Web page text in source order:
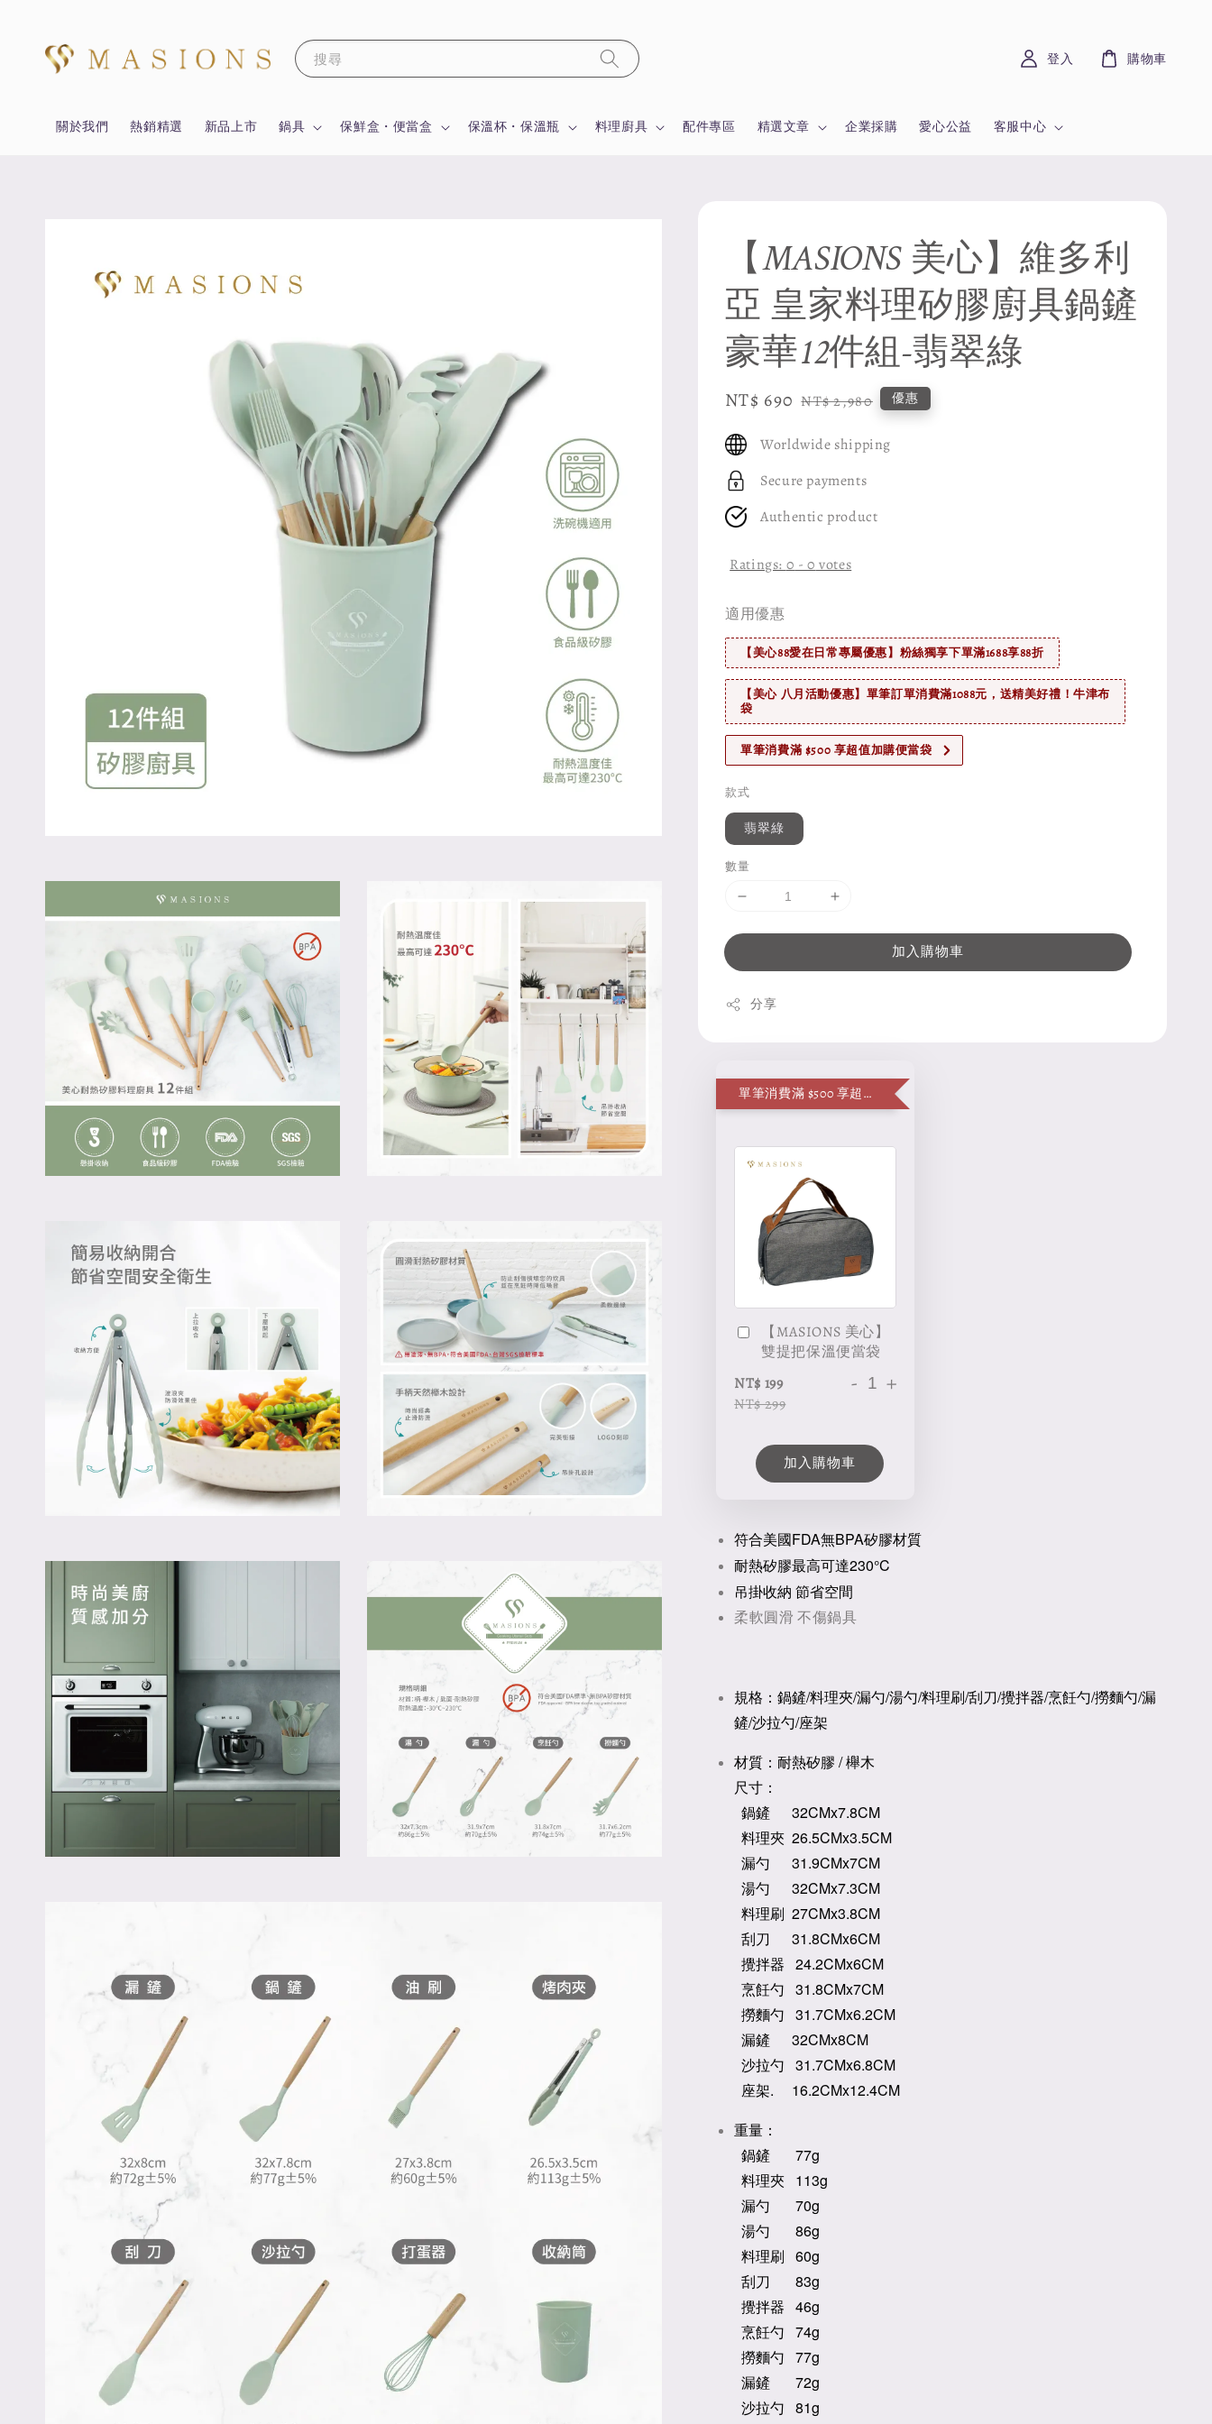
搜尋
關於我們 熱銷精選 新品上市 鍋具 保鮮盒・便當盒 保溫杯・保溫瓶 料理廚具 配件專區 精選文章 企業採購 愛心公益 客服中心
登入 購物車
【MASIONS 美心】維多利
亞 皇家料理矽膠廚具鍋鏟
豪華12件組-翡翠綠
Sale
NT$ 690 Regular
NT$ 2,980 優惠
Worldwide shipping
Secure payments
Authentic product
Ratings: 0 -0 votes
適用優惠
【美心88愛在日常專屬優惠】粉絲獨享下單滿1688享88折
【美心 八月活動優惠】單筆訂單消費滿1088元，送精美好禮！牛津布
袋
單筆消費滿 $500 享超值加購便當袋
款式
翡翠綠
數量
加入購物車
分享
單筆消費滿 $500 享超值加購便當袋
【MASIONS 美心】
雙提把保溫便當袋
NT$ 199
NT$ 299
- +
加入購物車
符合美國FDA無BPA矽膠材質
耐熱矽膠最高可達230°C
吊掛收納 節省空間
柔軟圓滑 不傷鍋具
規格：鍋鏟/料理夾/漏勺/湯勺/料理刷/刮刀/攪拌器/烹飪勺/撈麵勺/漏
鏟/沙拉勺/座架
材質：耐熱矽膠 / 櫸木
尺寸：
鍋鏟 32CMx7.8CM
料理夾 26.5CMx3.5CM
漏勺 31.9CMx7CM
湯勺 32CMx7.3CM
料理刷 27CMx3.8CM
刮刀 31.8CMx6CM
攪拌器 24.2CMx6CM
烹飪勺 31.8CMx7CM
撈麵勺 31.7CMx6.2CM
漏鏟 32CMx8CM
沙拉勺 31.7CMx6.8CM
座架. 16.2CMx12.4CM
重量：
鍋鏟 77g
料理夾 113g
漏勺 70g
湯勺 86g
料理刷 60g
刮刀 83g
攪拌器 46g
烹飪勺 74g
撈麵勺 77g
漏鏟 72g
沙拉勺 81g